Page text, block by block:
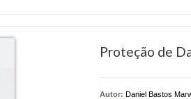
Proteção de
Autor: Daniel Bastos